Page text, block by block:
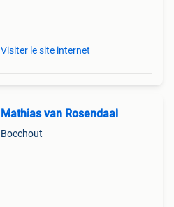
Visiter le site internet
Mathias van Rosendaal
Boechout